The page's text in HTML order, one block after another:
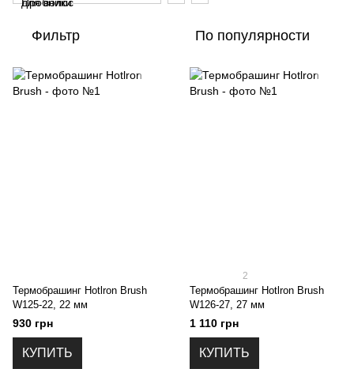
Фильтр По популярности
Термобрашинг Hotlron Brush
W125-22, 22 мм
930 грн
КУПИТЬ
2
Термобрашинг Hotlron Brush
W126-27, 27 мм
1 110 грн
КУПИТЬ